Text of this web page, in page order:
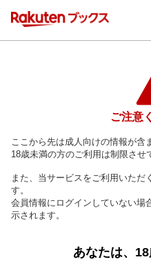
ご注意
ここから先は成人向けの情報が含
18歳未満の方のご利用は制限させ
また、当サービスをご利用いただ
す。
会員情報にログインしていない場
示されます。
あなたは、